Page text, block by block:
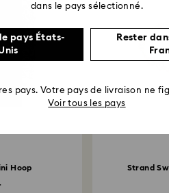
Hoop
Strand
dans le pays sélectionné.
pays États-
Rester
pays. Votre pays de livraison ne
Voir tous les pays